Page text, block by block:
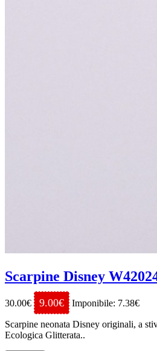
Scarpine Disney
30.00€ 9.00€ Imponibile: 7.38€
Scarpine neonata Disney originali, a
Ecologica Glitterata..